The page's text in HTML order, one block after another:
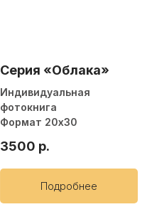
Серия «Облака»
Индивидуальная
фотокнига
Формат 20х30
3500 р.
Подробнее